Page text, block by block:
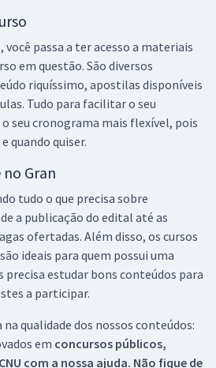
passa a ter acesso a materiais
em questão. São diversos
riquíssimo, apostilas disponíveis
Tudo para facilitar o seu
seu cronograma mais flexível, pois
quando quiser.
Gran
tudo o que precisa sobre
a publicação do edital até as
ofertadas. Além disso, os cursos
ideais para quem possui uma
estudar bons conteúdos para
a participar.
qualidade dos nossos conteúdos:
em concursos públicos,
com a nossa ajuda. Não fique de